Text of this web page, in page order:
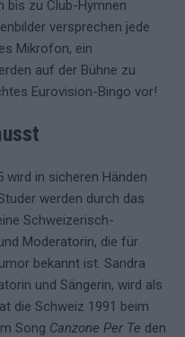
bis zu Club-Hymnen
versprechen jede
Mikrofon, ein
auf der Bühne zu
Eurovision-Bingo vor!
wird in sicheren Händen
werden durch das
Schweizerisch-
Moderatorin, die für
bekannt ist. Sandra
und Sängerin, wird als
die Schweiz 1991 beim
Song Canzone Per Te den